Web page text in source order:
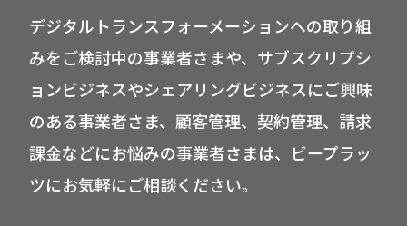
デジタルトランスフォーメーションへの取り組
みをご検討中の事業者さまや、サブスクリプシ
ョンビジネスやシェアリングビジネスにご興味
のある事業者さま、顧客管理、契約管理、請求
課金などにお悩みの事業者さまは、ビープラッ
ツにお気軽にご相談ください。